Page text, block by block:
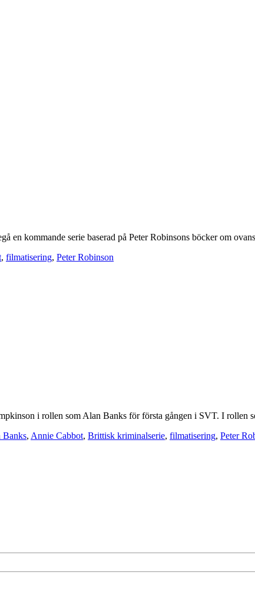
en kommande serie baserad på Peter Robinsons böcker om
, filmatisering, Peter Robinson
i rollen som Alan Banks för första gången i SVT. I
Banks, Annie Cabbot, Brittisk kriminalserie, filmatisering, Peter